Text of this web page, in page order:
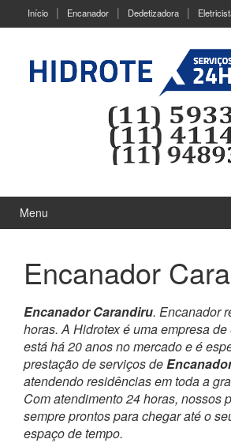
Início Encanador Dedetizadora
Menu
Encanador
Encanador Carandiru. Encanador
horas. A Hidrotex é uma empresa
está há 20 anos no mercado e é
prestação de serviços de
atendendo residências em toda a
Com atendimento 24 horas, nossos
sempre prontos para chegar até o
espaço de tempo.